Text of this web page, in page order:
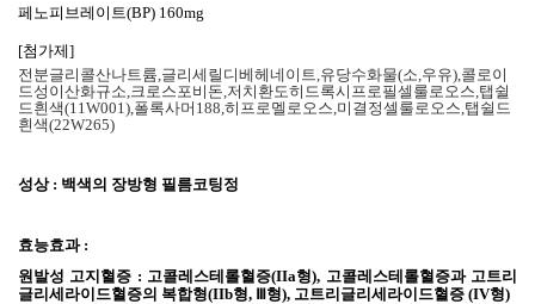
페노피브레이트(BP) 160mg
[첨가제]
전분글리콜산나트륨 글리세릴디베헤네이트 유당수화물(소 우유), 콜로이
드성이산화규소 크로스포비돈 저치환도히드록시프로필셀룰로오스 탭쉴
드흰색(11W001), 폴록사머 188, 히프로멜로오스 미결정셀룰로오스 탭쉴드
흰색(22W265)
성상: 백색의 장방형 필름코팅정
효능효과:
원발성 고지혈증 : 고콜레스테롤혈증(IIa형), 고콜레스테롤혈증과 고트리
글리세라이드혈증의 복합형(IIb형, Ⅲ형), 고트리글리세라이드혈증 (IV형)